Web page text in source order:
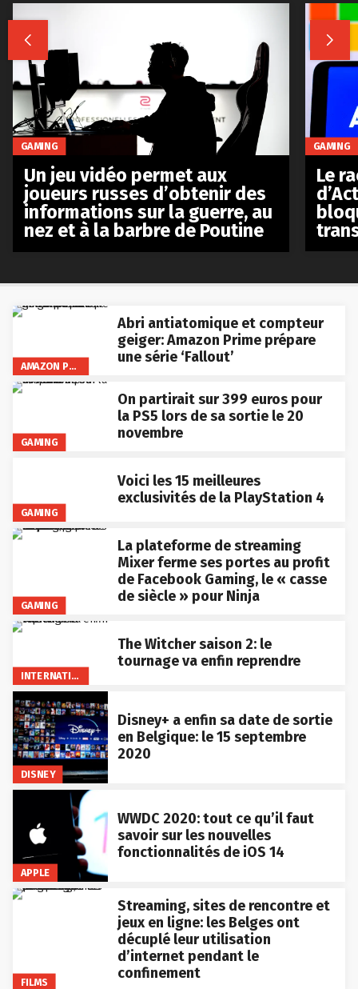
AMAZON PRIME VIDEO
Abri antiatomique et compteur
geiger: Amazon Prime prépare
une série ‘Fallout’
GAMING
On partirait sur 399 euros pour
la PS5 lors de sa sortie le 20
novembre
GAMING
Voici les 15 meilleures
exclusivités de la PlayStation 4
GAMING
La plateforme de streaming
Mixer ferme ses portes au profit
de Facebook Gaming, le « casse
de siècle » pour Ninja
INTERNATIONAL
The Witcher saison 2: le
tournage va enfin reprendre
DISNEY
Disney+ a enfin sa date de sortie
en Belgique: le 15 septembre
2020
APPLE
WWDC 2020: tout ce qu’il faut
savoir sur les nouvelles
fonctionnalités de iOS 14
FILMS
Streaming, sites de rencontre et
jeux en ligne: les Belges ont
décuplé leur utilisation
d’internet pendant le
confinement
 
GAMING
Un jeu vidéo permet aux
joueurs russes d’obtenir des
informations sur la guerre, au
nez et à la barbre de Poutine
GAMING
Le